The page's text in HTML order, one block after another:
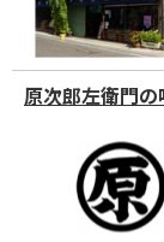
原次郎左衛門